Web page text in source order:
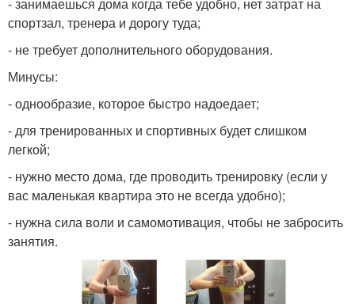
спортзал, тренера и дорогу туда;
- не требует дополнительного оборудования.
Минусы:
- однообразие, которое быстро надоедает;
- для тренированных и спортивных будет слишком
легкой;
- нужно место дома, где проводить тренировку (если у
вас маленькая квартира это не всегда удобно);
- нужна сила воли и самомотивация, чтобы не забросить
занятия.